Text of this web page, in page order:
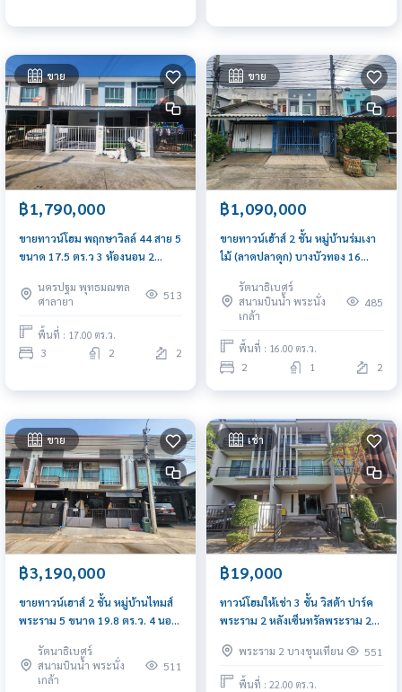
ขาย
฿1,790,000
ขายทาวน์โฮม พฤกษาวิลล์ 44 สาย 5
ขนาด 17.5 ตร.ว 3 ห้องนอน 2
นครปฐม พุทธมณฑล
ศาลายา
513
พื้นที่ : 17.00 ตร.ว.
3 2 2
ขาย
฿1,090,000
ขายทาวน์เฮ้าส์ 2 ชั้น หมู่บ้านร่มเงา
ไม้ (ลาดปลาดุก) บางบัวทอง 16
รัตนาธิเบศร์
สนามบินน้ำ พระนั่ง
เกล้า
485
พื้นที่ : 16.00 ตร.ว.
2 1 2
ขาย
฿3,190,000
ขายทาวน์เฮาส์ 2 ชั้น หมู่บ้านไทมส์
พระราม 5 ขนาด 19.8 ตร.ว. 4 นอน
รัตนาธิเบศร์
สนามบินน้ำ พระนั่ง
เกล้า
511
เช่า
฿19,000
ทาวน์โฮมให้เช่า 3 ชั้น วิสต้า ปาร์ค
พระราม 2 หลังเซ็นทรัลพระราม 2
พระราม 2 บางขุนเทียน
551
พื้นที่ : 22.00 ตร.ว.